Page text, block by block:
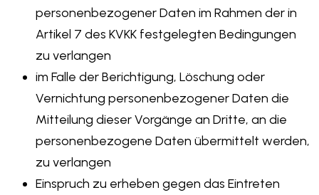
personenbezogener Daten im Rahmen der in
Artikel 7 des KVKK festgelegten Bedingungen
zu verlangen
im Falle der Berichtigung, Löschung oder
Vernichtung personenbezogener Daten die
Mitteilung dieser Vorgänge an Dritte, an die
personenbezogene Daten übermittelt werden,
zu verlangen
Einspruch zu erheben gegen das Eintreten